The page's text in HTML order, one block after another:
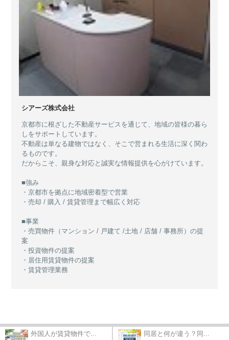
シアーズ株式会社
京都市に根ざした不動産サービスを通じて、地域の皆様の暮ら
しをサポートしています。
不動産は単なる建物ではなく、そこで営まれる生活に深く関わ
るものです。
だからこそ、親身な対応と誠実な情報提供を心がけています。
■強み
・京都市を拠点に地域密着型で営業
・売却 / 購入 / 賃貸管理まで幅広く対応
■事業
・売買物件（マンション / 戸建て /土地 / 店舗 / 事務所）の提
案
・投資物件の提案
・居住用賃貸物件の提案
・賃貸管理業務
外国人が賃貸物件で... 同居と何が違う？同...